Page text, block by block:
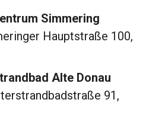
Simmering
Hauptstraße 100,
Alte Donau
91,